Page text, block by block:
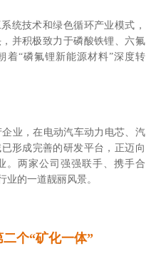
统技术和绿色循环产业模式，
并积极致力于磷酸铁锂、六氟
着“磷氟锂新能源材料”深度转
业，在电动汽车动力电芯、汽
形成完善的研发平台，正迈向
。两家公司强强联手、携手合
业的一道靓丽风景。
个“矿化一体”